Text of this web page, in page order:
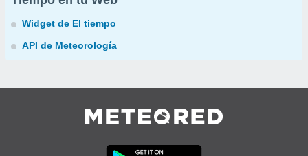
Widget de El tiempo
API de Meteorología